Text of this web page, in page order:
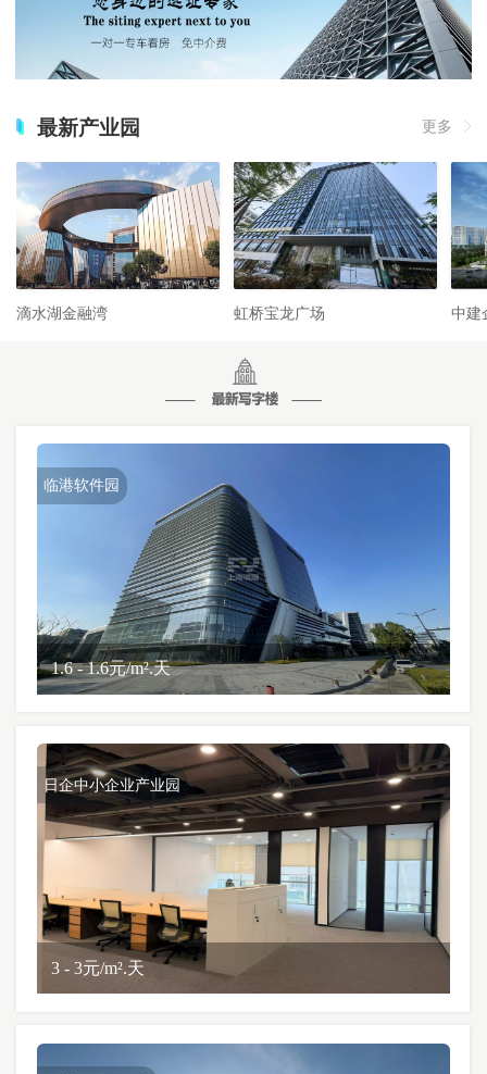
最新产业园 更多
滴水湖金融湾 虹桥宝龙广场 中建
临港软件园
1.6 - 1.6元/m².天
日企中小企业产业园
3 - 3元/m².天